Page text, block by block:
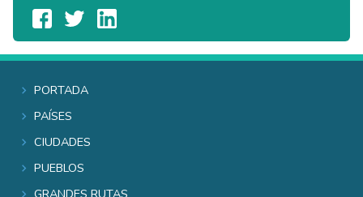
Portada
Países
Ciudades
Pueblos
Grandes rutas